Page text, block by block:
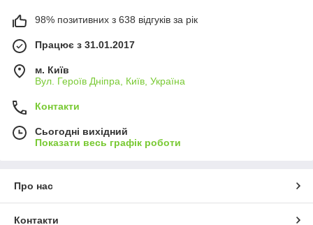
98% позитивних з 638 відгуків за рік
Працює з 31.01.2017
м. Київ
Вул. Героїв Дніпра, Київ, Україна
Контакти
Сьогодні вихідний
Показати весь графік роботи
Про нас
Контакти